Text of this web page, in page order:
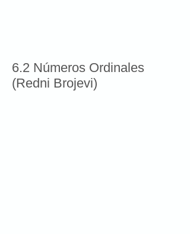
6.2 Números Ordinales
(Redni Brojevi)